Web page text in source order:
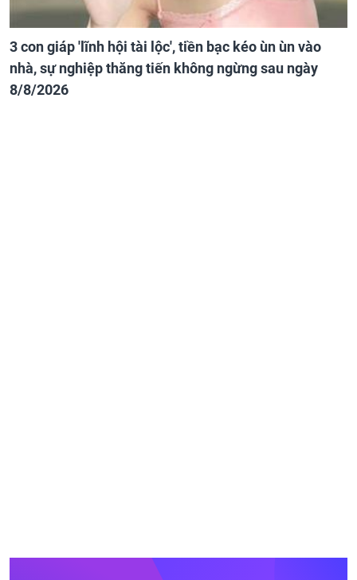
3 con giáp 'lĩnh hội tài lộc', tiền bạc kéo ùn ùn vào
nhà, sự nghiệp thăng tiến không ngừng sau ngày
8/8/2026